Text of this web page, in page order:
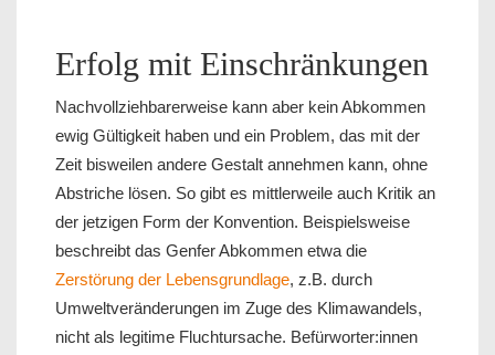
Erfolg mit Einschränkungen
Nachvollziehbarerweise kann aber kein Abkommen
ewig Gültigkeit haben und ein Problem, das mit der
Zeit bisweilen andere Gestalt annehmen kann, ohne
Abstriche lösen. So gibt es mittlerweile auch Kritik an
der jetzigen Form der Konvention. Beispielsweise
beschreibt das Genfer Abkommen etwa die
Zerstörung der Lebensgrundlage, z.B. durch
Umweltveränderungen im Zuge des Klimawandels,
nicht als legitime Fluchtursache. Befürworter:innen